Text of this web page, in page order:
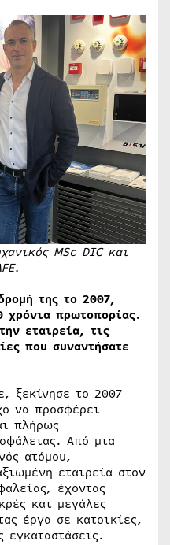
MSc DIC και
της το 2007,
χρόνια πρωτοπορίας.
εταιρεία, τις
που συναντήσατε
ξεκίνησε το 2007
να προσφέρει
πλήρως
Από μια
ατόμου,
εταιρεία στον
έχοντας
και μεγάλες
έργα σε κατοικίες,
εγκαταστάσεις.